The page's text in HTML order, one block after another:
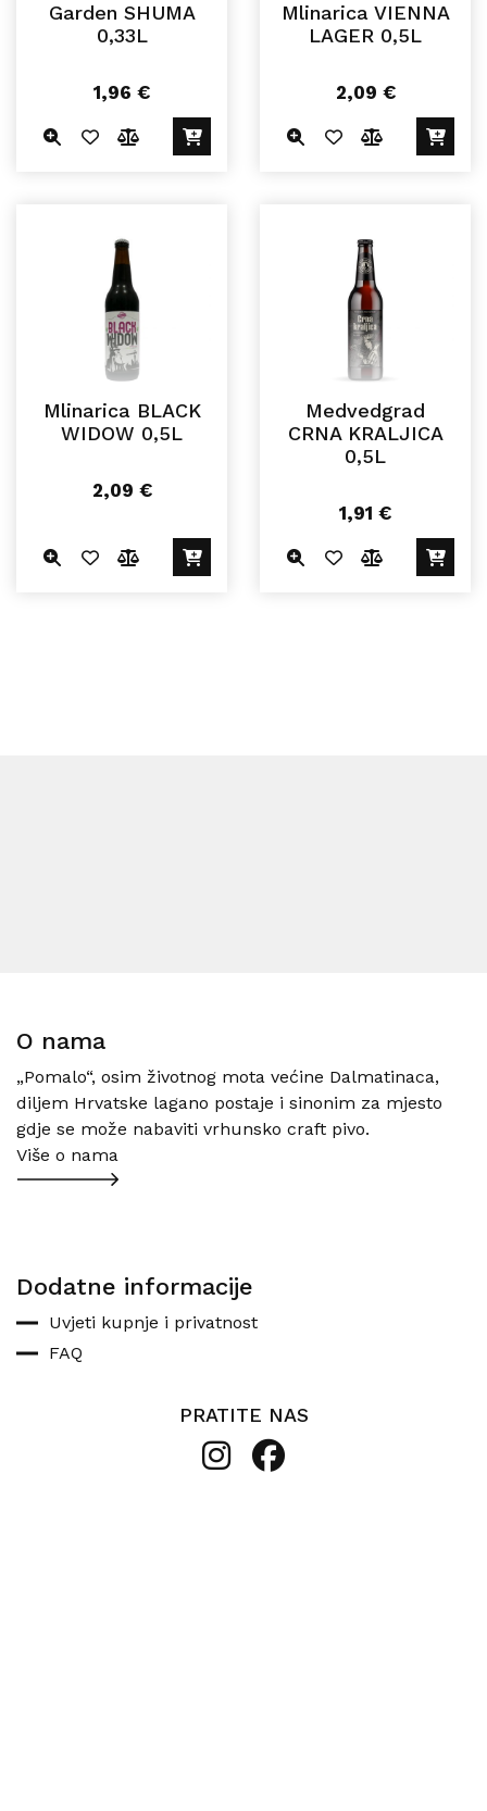
Garden SHUMA
0,33L
1,96 €
Mlinarica VIENNA
LAGER 0,5L
2,09 €
Mlinarica BLACK
WIDOW 0,5L
2,09 €
Medvedgrad
CRNA KRALJICA
0,5L
1,91 €
O nama
„Pomalo“, osim životnog mota većine Dalmatinaca,
diljem Hrvatske lagano postaje i sinonim za mjesto
gdje se može nabaviti vrhunsko craft pivo.
Više o nama
Dodatne informacije
Uvjeti kupnje i privatnost
FAQ
PRATITE NAS